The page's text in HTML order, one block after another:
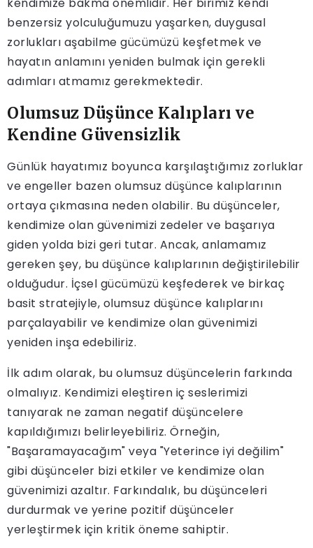
benzersiz yolculuğumuzu yaşarken, duygusal
zorlukları aşabilme gücümüzü keşfetmek ve
hayatın anlamını yeniden bulmak için gerekli
adımları atmamız gerekmektedir.
Olumsuz Düşünce Kalıpları ve
Kendine Güvensizlik
Günlük hayatımız boyunca karşılaştığımız zorluklar
ve engeller bazen olumsuz düşünce kalıplarının
ortaya çıkmasına neden olabilir. Bu düşünceler,
kendimize olan güvenimizi zedeler ve başarıya
giden yolda bizi geri tutar. Ancak, anlamamız
gereken şey, bu düşünce kalıplarının değiştirilebilir
olduğudur. İçsel gücümüzü keşfederek ve birkaç
basit stratejiyle, olumsuz düşünce kalıplarını
parçalayabilir ve kendimize olan güvenimizi
yeniden inşa edebiliriz.
İlk adım olarak, bu olumsuz düşüncelerin farkında
olmalıyız. Kendimizi eleştiren iç seslerimizi
tanıyarak ne zaman negatif düşüncelere
kapıldığımızı belirleyebiliriz. Örneğin,
"Başaramayacağım" veya "Yeterince iyi değilim"
gibi düşünceler bizi etkiler ve kendimize olan
güvenimizi azaltır. Farkındalık, bu düşünceleri
durdurmak ve yerine pozitif düşünceler
yerleştirmek için kritik öneme sahiptir.